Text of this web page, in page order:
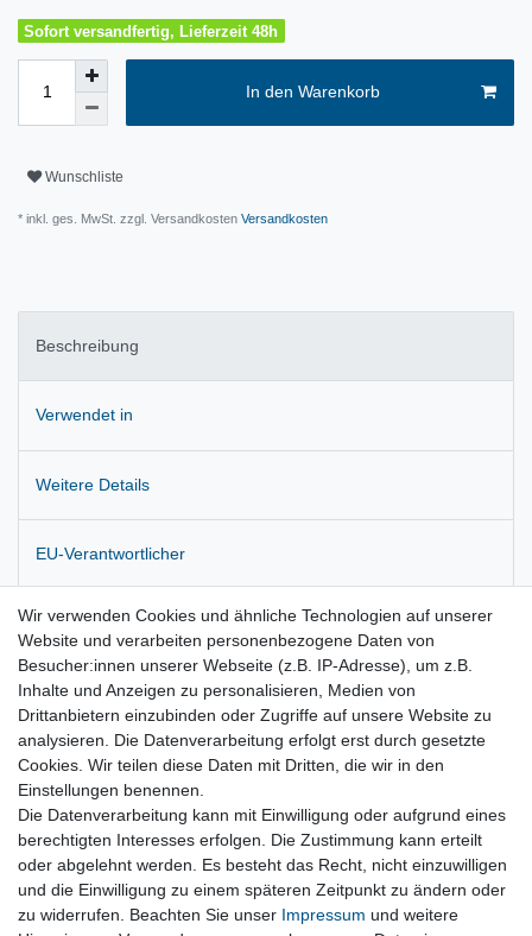
Sofort versandfertig, Lieferzeit 48h
In den Warenkorb
Wunschliste
* inkl. ges. MwSt. zzgl. Versandkosten Versandkosten
Beschreibung
Verwendet in
Weitere Details
EU-Verantwortlicher
Hersteller
Zustandsbeschreibung: gebraucht funktionsfähig
Originalteil !
Vertrag widerrufen
Wir verwenden Cookies und ähnliche Technologien auf unserer
Website und verarbeiten personenbezogene Daten von
Besucher:innen unserer Webseite (z.B. IP-Adresse), um z.B.
Inhalte und Anzeigen zu personalisieren, Medien von
Drittanbietern einzubinden oder Zugriffe auf unsere Website zu
analysieren. Die Datenverarbeitung erfolgt erst durch gesetzte
Cookies. Wir teilen diese Daten mit Dritten, die wir in den
Einstellungen benennen.
Die Datenverarbeitung kann mit Einwilligung oder aufgrund eines
berechtigten Interesses erfolgen. Die Zustimmung kann erteilt
oder abgelehnt werden. Es besteht das Recht, nicht einzuwilligen
und die Einwilligung zu einem späteren Zeitpunkt zu ändern oder
zu widerrufen. Beachten Sie unser Impressum und weitere